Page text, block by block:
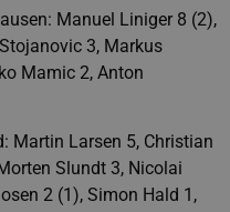
Manuel Liniger 8 (2),
3, Markus
Mamic 2, Anton
Martin Larsen 5, Christian
Slundt 3, Nicolai
2 (1), Simon Hald 1,